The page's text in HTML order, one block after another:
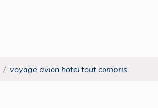
voyage avion hotel tout compris